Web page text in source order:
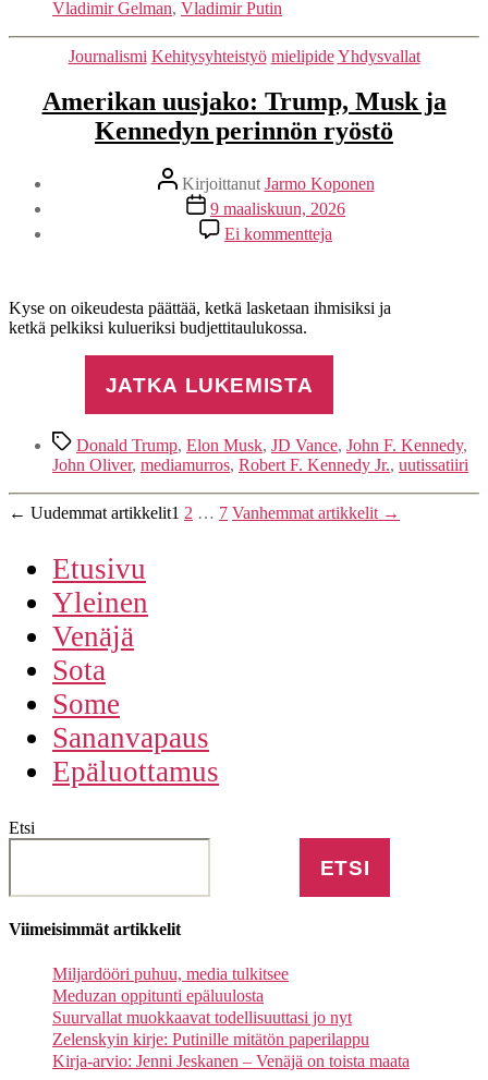
Vladimir Gelman, Vladimir Putin
Kategoriat
Journalismi Kehitysyhteistyö mielipide Yhdysvallat
Amerikan uusjako: Trump, Musk ja
Kennedyn perinnön ryöstö
Kirjoittaja
Kirjoittanut Jarmo Koponen
Julkaisupäivämäärä
9 maaliskuun, 2026
Ei kommentteja
Amerikan
Musk
Kyse on oikeudesta päättää, ketkä lasketaan ihmisiksi ja
ketkä pelkiksi kulueriksi budjettitaulukossa.
JATKA LUKEMISTA
Avainsanat
Donald Trump, Elon Musk, JD Vance, John F. Kennedy,
John Oliver, mediamurros, Robert F. Kennedy Jr., uutissatiiri
Artikkelien
← Uudemmat artikkelit1 2 … 7 Vanhemmat artikkelit →
Etusivu
Yleinen
Venäjä
Sota
Some
Sananvapaus
Epäluottamus
Etsi
ETSI
Viimeisimmät artikkelit
Miljardööri puhuu, media tulkitsee
Meduzan oppitunti epäluulosta
Suurvallat muokkaavat todellisuuttasi jo nyt
Zelenskyin kirje: Putinille mitätön paperilappu
Kirja-arvio: Jenni Jeskanen – Venäjä on toista maata